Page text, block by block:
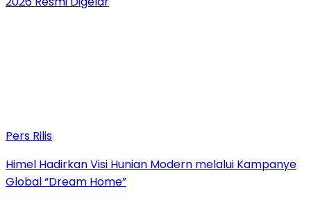
Pers Rilis
Himel Hadirkan Visi Hunian Modern melalui Kampanye
Global “Dream Home”